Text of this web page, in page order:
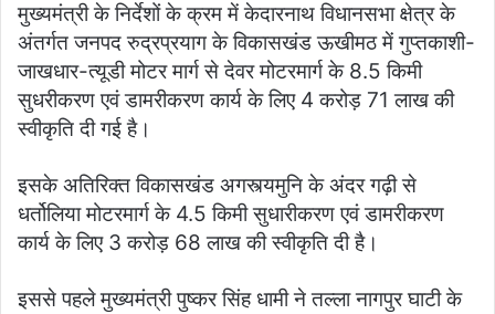
मुख्यमंत्री के निर्देशों के क्रम में केदारनाथ विधानसभा क्षेत्र के
अंतर्गत जनपद रुद्रप्रयाग के विकासखंड ऊखीमठ में गुप्तकाशी-
जाखधार-त्यूडी मोटर मार्ग से देवर मोटरमार्ग के 8.5 किमी
सुधरीकरण एवं डामरीकरण कार्य के लिए 4 करोड़ 71 लाख की
स्वीकृति दी गई है।
इसके अतिरिक्त विकासखंड अगस्त्यमुनि के अंदर गढ़ी से
धर्तोलिया मोटरमार्ग के 4.5 किमी सुधारीकरण एवं डामरीकरण
कार्य के लिए 3 करोड़ 68 लाख की स्वीकृति दी है।
इससे पहले मुख्यमंत्री पुष्कर सिंह धामी ने तल्ला नागपुर घाटी के